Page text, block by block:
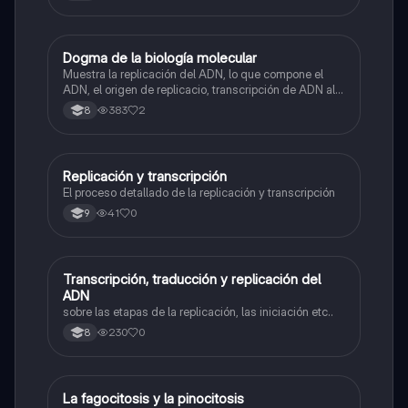
Biologia
Dogma de la biología molecular
Muestra la replicación del ADN, lo que compone el
ADN, el origen de replicacio, transcripción de ADN al
ARN y traducción de ARN a proteína.
8 383 2
Biologia
Replicación y transcripción
El proceso detallado de la replicación y transcripción
9 41 0
Biologia
Transcripción, traducción y replicación del
ADN
sobre las etapas de la replicación, las iniciación etc..
8 230 0
Biologia
La fagocitosis y la pinocitosis